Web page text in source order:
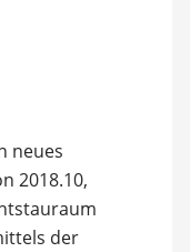
neues
2018.10,
der